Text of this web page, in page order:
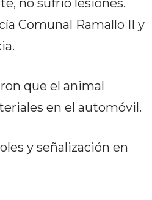
Comunal Ramallo II y
que el animal
en el automóvil.
y señalización en